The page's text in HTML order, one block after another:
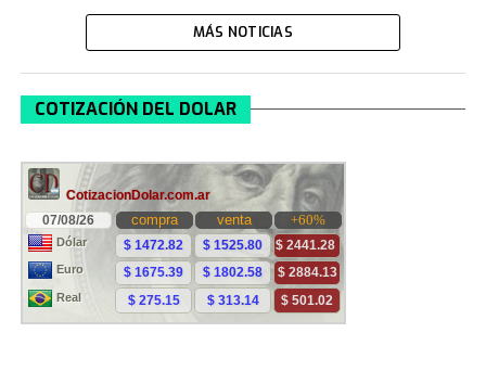
MÁS NOTICIAS
COTIZACIÓN DEL DOLAR